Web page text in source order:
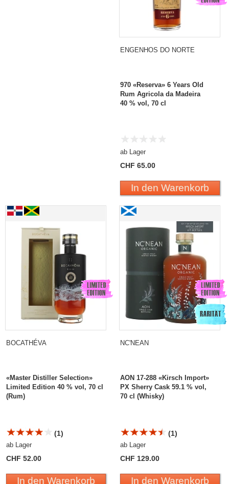
ENGENHOS DO NORTE
970 «Reserva» 6 Years Old
Rum Agricola da Madeira
40 % vol, 70 cl
ab Lager
CHF 65.00
In den Warenkorb
BOCATHÉVA
«Master Distiller Selection»
Limited Edition 40 % vol, 70 cl
(Rum)
(1)
ab Lager
CHF 52.00
In den Warenkorb
NC'NEAN
AON 17-288 «Kirsch Import»
PX Sherry Cask 59.1 % vol,
70 cl (Whisky)
(1)
ab Lager
CHF 129.00
In den Warenkorb